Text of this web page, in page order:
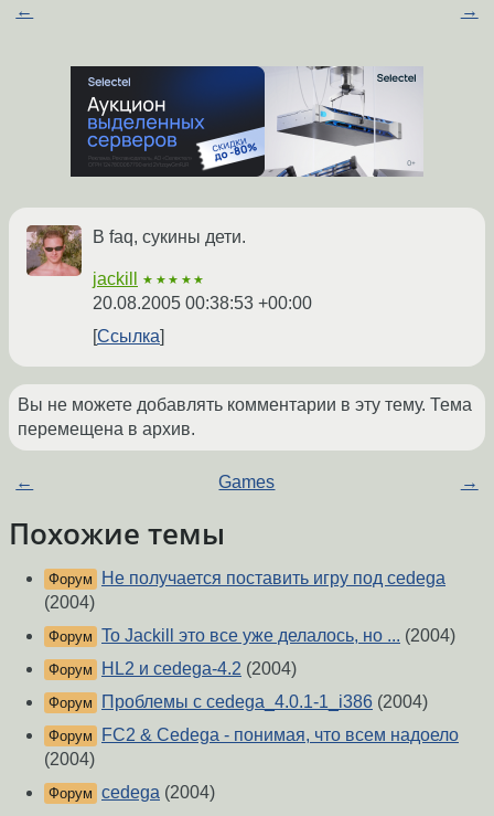
← →
В faq, сукины дети.
jackill ★★★★★
20.08.2005 00:38:53 +00:00
Ссылка
Вы не можете добавлять комментарии в эту тему. Тема
перемещена в архив.
← Games →
Похожие темы
Форум
Не получается поставить игру под cedega
(2004)
Форум To Jackill это все уже делалось, но ... (2004)
Форум HL2 и cedega-4.2 (2004)
Форум Проблемы с cedega_4.0.1-1_i386 (2004)
Форум
FC2 & Cedega - понимая, что всем надоело
(2004)
Форум cedega (2004)